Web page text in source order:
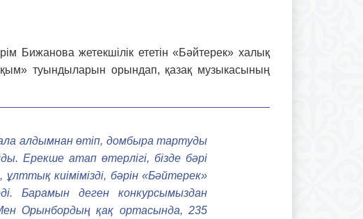
Бижанова жетекшілік ететін «Бәйтерек» халық
туындыларын орындап, қазақ музыкасы­ның
алдымнан өтіп, домбыра тартуды
Ерекше атап өтерлігі, бізде бәрі
киімімізді, бәрін «Бәйтерек»
Барамын деген конкурсымыздан
Орын­бордың қақ ортасында, 235